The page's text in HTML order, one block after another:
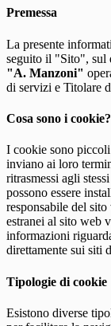
Premessa
La presente
seguito il "Sito", sul
"A. Manzoni"
di servizi e Titolare
Cosa sono i cookie?
I cookie sono
inviano ai loro
ritrasmessi agli
possono essere
responsabile del
estranei al sito web
informazioni
direttamente sui siti
Tipologie di cookie
Esistono diverse